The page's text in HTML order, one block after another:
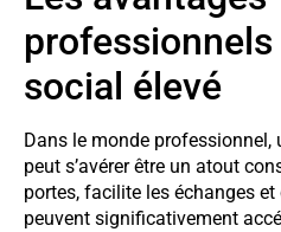
professionnels
social élevé
Dans le monde
peut s’avérer être un atout
portes, facilite les échanges
peuvent significativement